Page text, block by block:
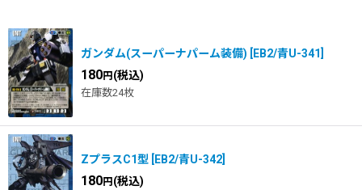
並び順: ガンダム(スーパーナパーム装備) EB2/青U-341
180円 (税込)
在庫数24枚
ZプラスC1型 EB2/青U-342
180円 (税込)